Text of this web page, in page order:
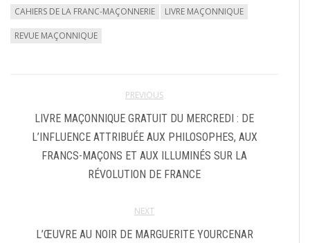
CAHIERS DE LA FRANC-MAÇONNERIE LIVRE MAÇONNIQUE
REVUE MAÇONNIQUE
PREVIOUS
LIVRE MAÇONNIQUE GRATUIT DU MERCREDI : DE
L’INFLUENCE ATTRIBUÉE AUX PHILOSOPHES, AUX
FRANCS-MAÇONS ET AUX ILLUMINÉS SUR LA
RÉVOLUTION DE FRANCE
NEXT
L’ŒUVRE AU NOIR DE MARGUERITE YOURCENAR